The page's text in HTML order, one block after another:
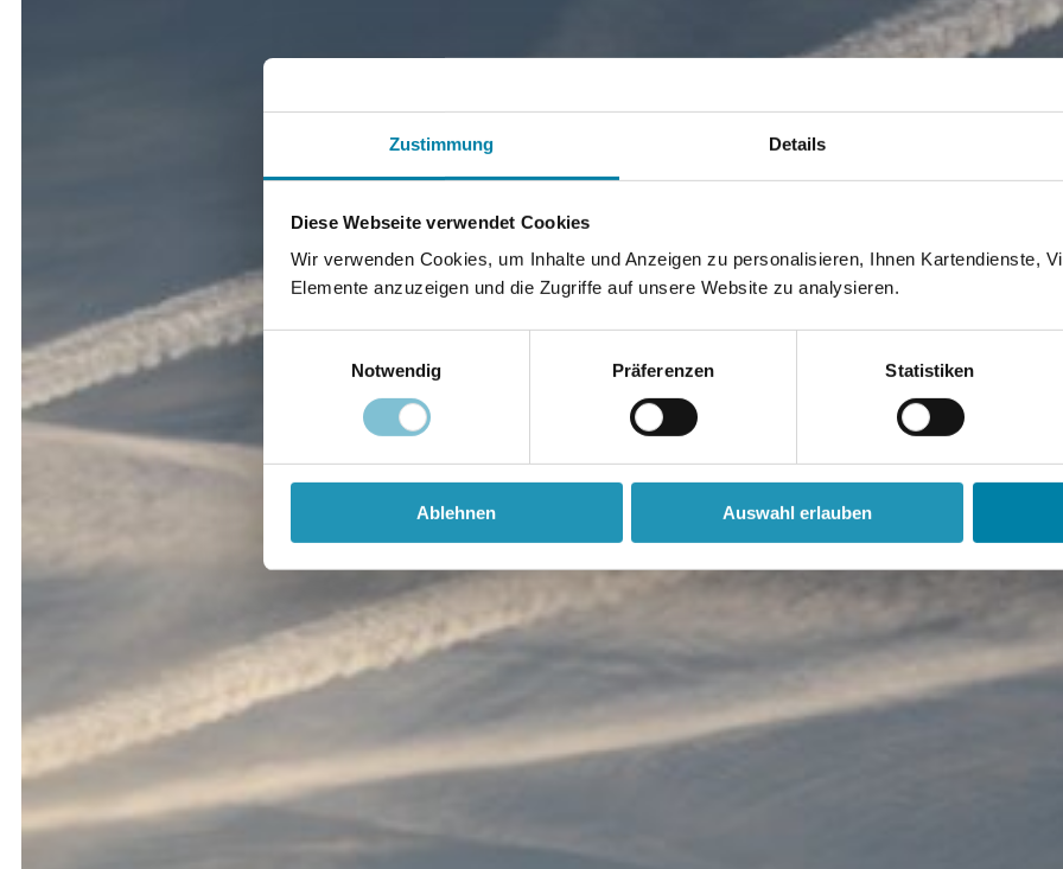
Zustimmung Details
Diese Webseite verwendet Cookies
Wir verwenden Cookies, um Inhalte und Anzeigen zu personalisieren, Ihnen Kartendienste,
Elemente anzuzeigen und die Zugriffe auf unsere Website zu analysieren.
Notwendig
Präferenzen Statistiken
Ablehnen Auswahl erlauben